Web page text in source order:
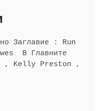
Заглавие : Run
В Главните
, Kelly Preston ,